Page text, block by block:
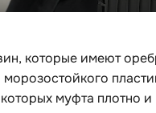
которые имеют
морозостойкого
муфта плотно и